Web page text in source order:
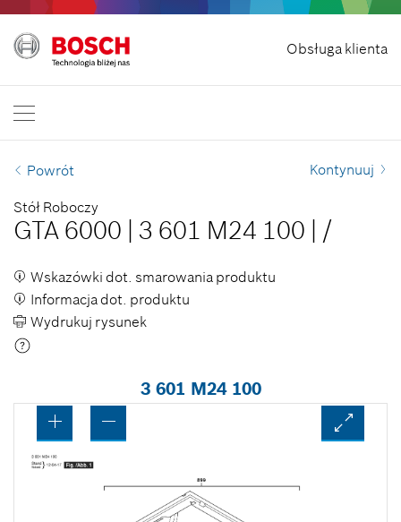
Obsługa klienta
Odstąp od umowy
Bosch Professional
EN | English
Powrót Kontynuuj
Stół Roboczy
GTA 6000 3 601 M24 100 /
Wskazówki dot. smarowania produktu
Informacja dot. produktu
Wydrukuj rysunek
3 601 M24 100